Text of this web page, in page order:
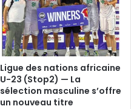
Ligue des nations africaine
U-23 (Stop2) — La
sélection masculine s’offre
un nouveau titre